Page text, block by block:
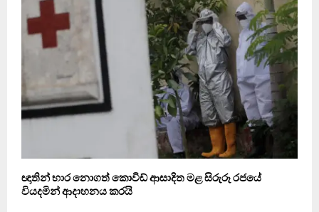
ඥාතින් භාර නොගත් කොවිඩ් ආසාදිත මළ සිරුරූ රජයේ
වියදමින් ආදාහනය කරයි